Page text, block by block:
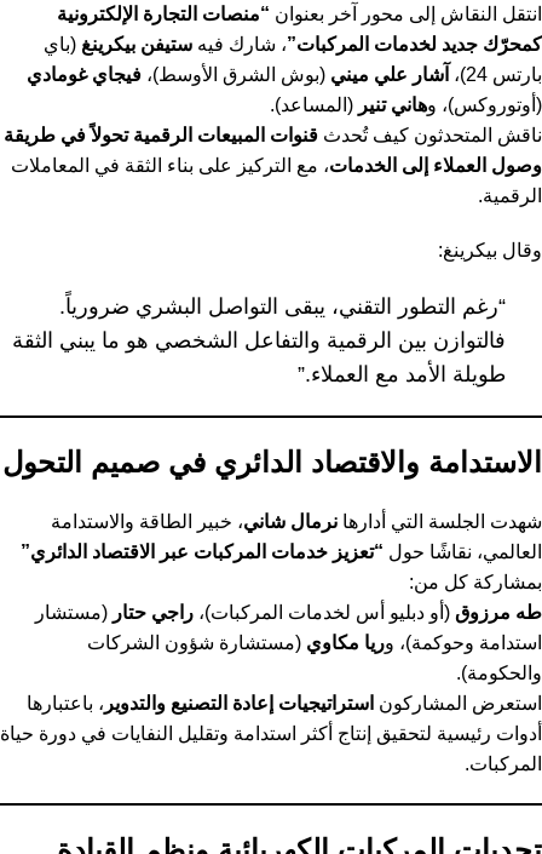
انتقل النقاش إلى محور آخر بعنوان “منصات التجارة الإلكترونية
كمحرّك جديد لخدمات المركبات”، شارك فيه ستيفن بيكرينغ (باي
بارتس 24)،
آشار علي ميني (بوش الشرق الأوسط)، فيجاي غومادي
(أوتوروكس)، وهاني تنير (المساعد).
ناقش المتحدثون كيف تُحدث قنوات المبيعات الرقمية تحولاً في طريقة
وصول العملاء إلى الخدمات، مع التركيز على بناء الثقة في المعاملات
الرقمية.
وقال بيكرينغ:
“رغم التطور التقني، يبقى التواصل البشري ضرورياً.
فالتوازن بين الرقمية والتفاعل الشخصي هو ما يبني الثقة
طويلة الأمد مع العملاء.”
الاستدامة والاقتصاد الدائري في صميم التحول
شهدت الجلسة التي أدارها نرمال شاني، خبير الطاقة والاستدامة
العالمي، نقاشًا حول “تعزيز خدمات المركبات عبر الاقتصاد الدائري”
بمشاركة كل من:
طه مرزوق (أو دبليو أس لخدمات المركبات)، راجي حتار (مستشار
استدامة وحوكمة)، وريا مكاوي (مستشارة شؤون الشركات
والحكومة).
استعرض المشاركون استراتيجيات إعادة التصنيع والتدوير ، باعتبارها
أدوات رئيسية لتحقيق إنتاج أكثر استدامة وتقليل النفايات في دورة حياة
المركبات.